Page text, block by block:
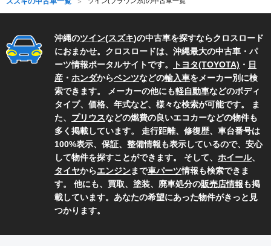
沖縄のツイン(スズキ)の中古車を探すならクロスロード
におまかせ。クロスロードは、沖縄最大の中古車・パ
ーツ情報ポータルサイトです。
トヨタ(TOYOTA) ・ 日
産 ・ ホンダからベンツなどの輸入車をメーカー別に検
索できます。 メーカーの他にも軽自動車などのボディ
タイプ、価格、年式など、様々な検索が可能です。 ま
た、 プリウスなどの燃費の良いエコカーなどの物件も
多く掲載しています。 走行距離、修復歴、車台番号は
100%表示、保証、整備情報も表示しているので、安心
して物件を探すことができます。 そして、 ホイール、
タイヤからエンジンまで車パーツ情報も検索できま
す。 他にも、買取、塗装、廃車処分の販売店情報も掲
載しています。あなたの希望にあった物件がきっと見
つかります。